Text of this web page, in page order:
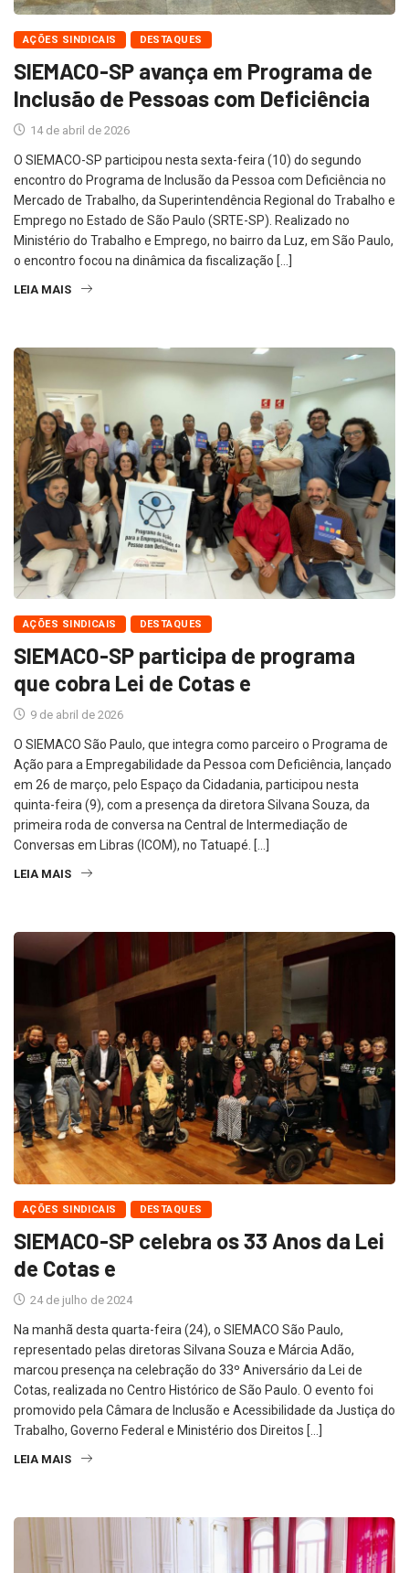
AÇÕES SINDICAIS DESTAQUES
SIEMACO-SP avança em Programa de
Inclusão de Pessoas com Deficiência
14 de abril de 2026
O SIEMACO-SP participou nesta sexta-feira (10) do segundo
encontro do Programa de Inclusão da Pessoa com Deficiência no
Mercado de Trabalho, da Superintendência Regional do Trabalho e
Emprego no Estado de São Paulo (SRTE-SP). Realizado no
Ministério do Trabalho e Emprego, no bairro da Luz, em São Paulo,
o encontro focou na dinâmica da fiscalização […]
LEIA MAIS
AÇÕES SINDICAIS DESTAQUES
SIEMACO-SP participa de programa
que cobra Lei de Cotas e
9 de abril de 2026
O SIEMACO São Paulo, que integra como parceiro o Programa de
Ação para a Empregabilidade da Pessoa com Deficiência, lançado
em 26 de março, pelo Espaço da Cidadania, participou nesta
quinta-feira (9), com a presença da diretora Silvana Souza, da
primeira roda de conversa na Central de Intermediação de
Conversas em Libras (ICOM), no Tatuapé. […]
LEIA MAIS
AÇÕES SINDICAIS DESTAQUES
SIEMACO-SP celebra os 33 Anos da Lei
de Cotas e
24 de julho de 2024
Na manhã desta quarta-feira (24), o SIEMACO São Paulo,
representado pelas diretoras Silvana Souza e Márcia Adão,
marcou presença na celebração do 33º Aniversário da Lei de
Cotas, realizada no Centro Histórico de São Paulo. O evento foi
promovido pela Câmara de Inclusão e Acessibilidade da Justiça do
Trabalho, Governo Federal e Ministério dos Direitos […]
LEIA MAIS